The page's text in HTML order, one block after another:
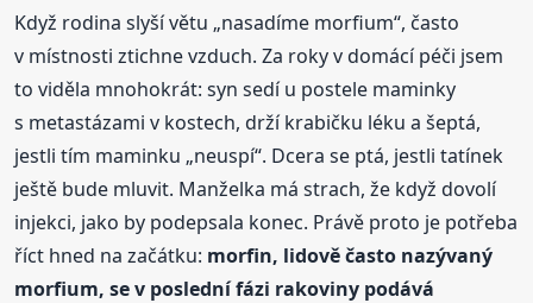
Když rodina slyší větu „nasadíme morfium“, často
v místnosti ztichne vzduch. Za roky v domácí péči jsem
to viděla mnohokrát: syn sedí u postele maminky
s metastázami v kostech, drží krabičku léku a šeptá,
jestli tím maminku „neuspí“. Dcera se ptá, jestli tatínek
ještě bude mluvit. Manželka má strach, že když dovolí
injekci, jako by podepsala konec. Právě proto je potřeba
říct hned na začátku: morfin, lidově často nazývaný
morfium, se v poslední fázi rakoviny podává